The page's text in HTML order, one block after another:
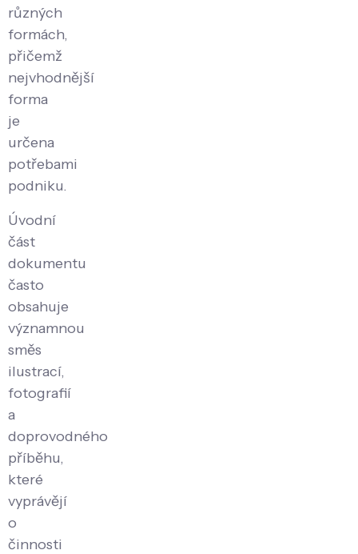
různých
formách,
přičemž
nejvhodnější
forma
je
určena
potřebami
podniku.
Úvodní
část
dokumentu
často
obsahuje
významnou
směs
ilustrací,
fotografií
a
doprovodného
příběhu,
které
vyprávějí
o
činnosti